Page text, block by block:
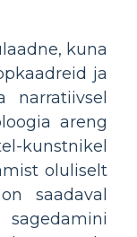
kuna
ja
narratiivsel
areng
oluliselt
saadaval